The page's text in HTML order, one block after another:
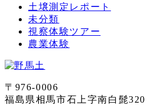
土壌測定レポート
未分類
視察体験ツアー
農業体験
〒976-0006
福島県相馬市石上字南白髭320